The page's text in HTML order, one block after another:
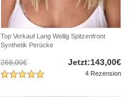
Top Verkauf Lang Wellig Spitzenfront
Synthetik Perücke
268,00€ Jetzt:143,00€
4 Rezension